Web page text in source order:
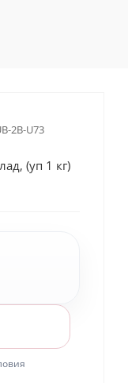
2B-U73
(уп 1 кг)